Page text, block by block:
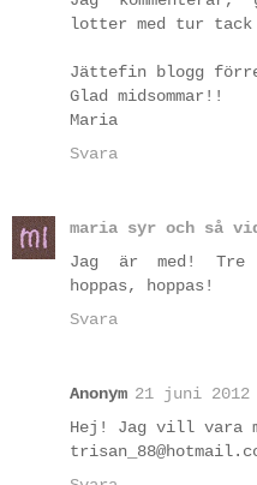
lotter med tur
Jättefin blogg
Glad midsommar!!
Maria
Svara
maria syr och så
Jag är med!
hoppas, hoppas!
Svara
Anonym 21 juni
Hej! Jag vill vara